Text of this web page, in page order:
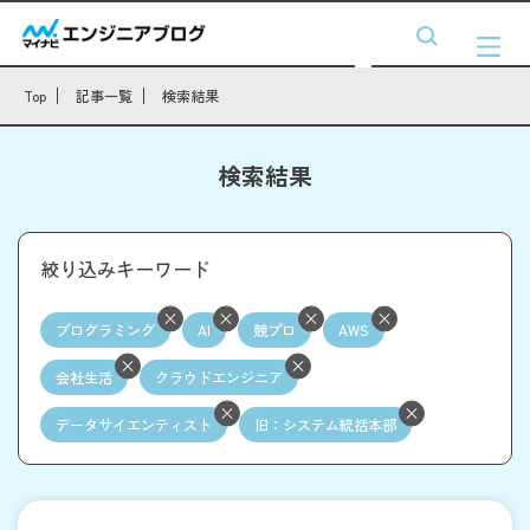
Top 記事一覧 検索結果
検索結果
絞り込みキーワード
プログラミング AI 競プロ AWS
会社生活 クラウドエンジニア
データサイエンティスト 旧：システム統括本部